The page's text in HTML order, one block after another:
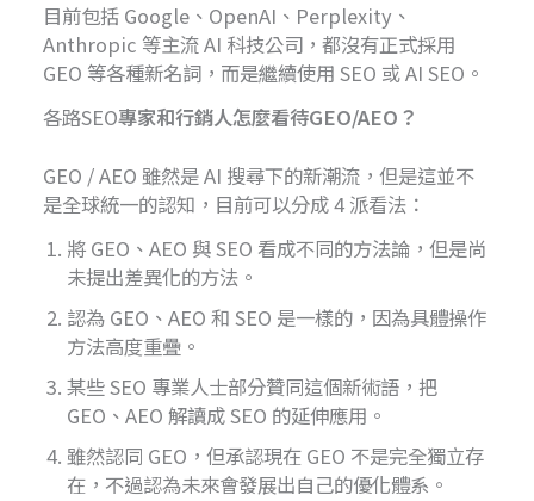
目前包括 Google、OpenAI、Perplexity、
Anthropic 等主流 AI 科技公司，都沒有正式採用
GEO 等各種新名詞，而是繼續使用 SEO 或 AI SEO。
各路SEO專家和行銷人怎麼看待GEO/AEO？
GEO / AEO 雖然是 AI 搜尋下的新潮流，但是這並不
是全球統一的認知，目前可以分成 4 派看法：
將 GEO、AEO 與 SEO 看成不同的方法論，但是尚
未提出差異化的方法。
認為 GEO、AEO 和 SEO 是一樣的，因為具體操作
方法高度重疊。
某些 SEO 專業人士部分贊同這個新術語，把
GEO、AEO 解讀成 SEO 的延伸應用。
雖然認同 GEO，但承認現在 GEO 不是完全獨立存
在，不過認為未來會發展出自己的優化體系。